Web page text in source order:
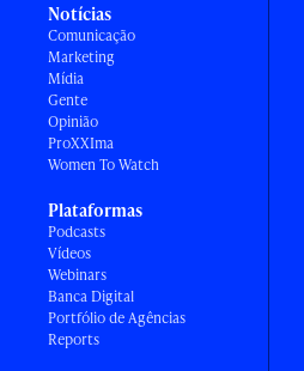
Notícias
Comunicação
Marketing
Mídia
Gente
Opinião
ProXXIma
Women To Watch
Plataformas
Podcasts
Vídeos
Webinars
Banca Digital
Portfólio de Agências
Reports